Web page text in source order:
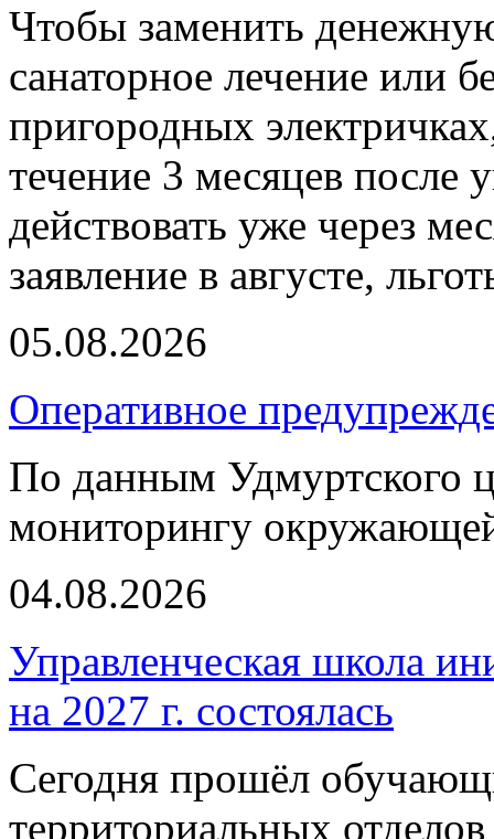
Чтобы заменить
санаторное лечение или
пригородных
течение 3 месяцев после
действовать уже через
заявление в августе,
05.08.2026
Оперативное
По данным Удмуртского
мониторингу
04.08.2026
Управленческая школа
на 2027 г. состоялась
Сегодня прошёл
территориальных